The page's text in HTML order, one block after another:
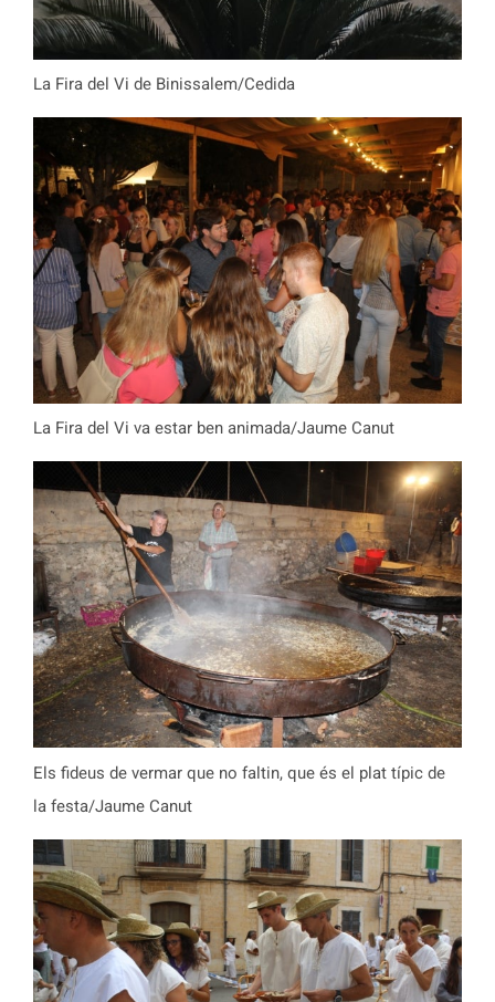
La Fira del Vi de Binissalem/Cedida
La Fira del Vi va estar ben animada/Jaume Canut
Els fideus de vermar que no faltin, que és el plat típic de
la festa/Jaume Canut